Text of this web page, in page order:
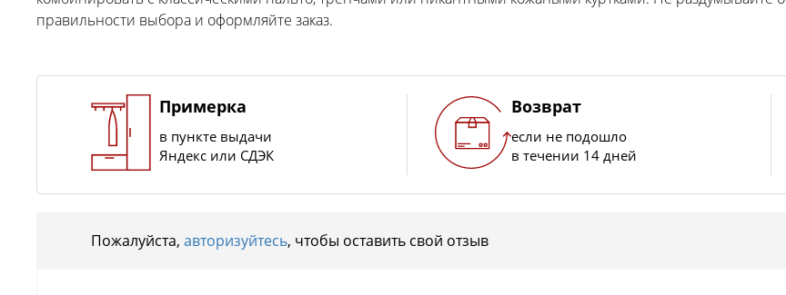
правильности выбора и оформляйте заказ.
Примерка
в пункте выдачи
Яндекс или СДЭК
Возврат
если не подошло
в течении 14 дней
Пожалуйста, авторизуйтесь, чтобы оставить свой отзыв